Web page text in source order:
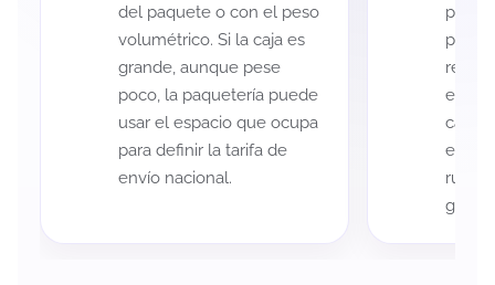
del paquete o con el peso
volumétrico. Si la caja es
grande, aunque pese
poco, la paquetería puede
usar el espacio que ocupa
para definir la tarifa de
envío nacional.
cada
es
ruta
guía